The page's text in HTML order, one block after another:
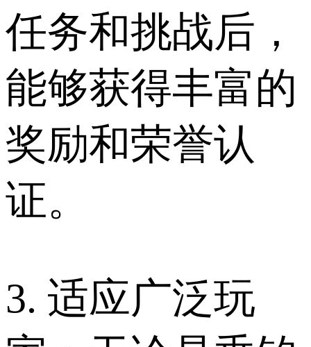
任务和挑战后，
能够获得丰富的
奖励和荣誉认
证。
3. 适应广泛玩